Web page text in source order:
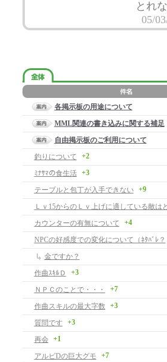
とれ
05/
各掲示板の用途について
MML関連の書き込みに関する補足
自由掲示板のご利用について
釣りについて
+2
ﾐﾅｻﾏの食生活 +3
テーブルと包丁が入手できない +9
Ｌｖ15からのＬｖ上げに適している敵は
カウンターの有無について
+4
NPCの好感度での変化について（ﾈﾀﾊﾞﾚ？
金ですか？
作曲ｽｷﾙＤ
+3
ＮＰＣのことで・・・ +7
作曲スキルの最大字数 +3
質問です +3
再会 +1
アルビDの巨大グモ +7